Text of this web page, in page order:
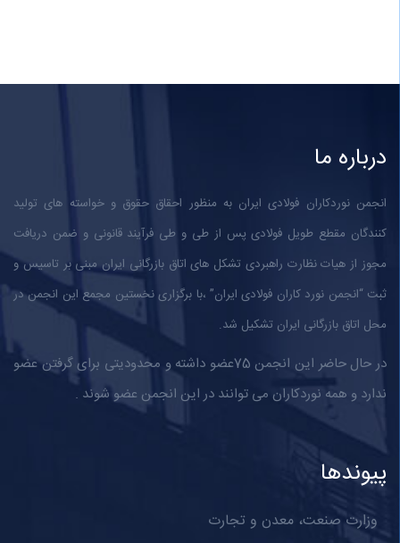
درباره ما
انجمن نوردکاران فولادی ایران به منظور احقاق حقوق و خواسته های تولید
کنندگان مقطع طویل فولادی پس از طی و طی فرآیند قانونی و ضمن دریافت
مجوز از هیات نظارت راهبردی تشکل های اتاق بازرگانی ایران مبنی بر تاسیس و
ثبت “انجمن نورد کاران فولادی ایران” ،با برگزاری نخستین مجمع این انجمن در
محل اتاق بازرگانی ایران تشکیل شد.
در حال حاضر این انجمن 75عضو داشته و محدودیتی برای گرفتن عضو
ندارد و همه نوردکاران می توانند در این انجمن عضو شوند .
پیوندها
وزارت صنعت، معدن و تجارت